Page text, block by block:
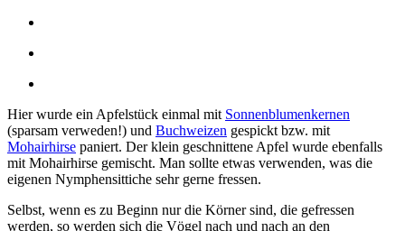
Hier wurde ein Apfelstück einmal mit Sonnenblumenkernen
(sparsam verweden!) und Buchweizen gespickt bzw. mit
Mohairhirse paniert. Der klein geschnittene Apfel wurde ebenfalls
mit Mohairhirse gemischt. Man sollte etwas verwenden, was die
eigenen Nymphensittiche sehr gerne fressen.
Selbst, wenn es zu Beginn nur die Körner sind, die gefressen
werden, so werden sich die Vögel nach und nach an den